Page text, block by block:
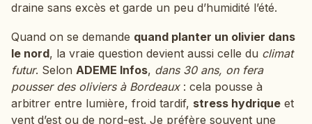
draine sans excès et garde un peu d’humidité l’été.
Quand on se demande quand planter un olivier dans
le nord, la vraie question devient aussi celle du climat
futur. Selon ADEME Infos, dans 30 ans, on fera
pousser des oliviers à Bordeaux: cela pousse à
arbitrer entre lumière, froid tardif, stress hydrique et
vent d’est ou de nord-est. Je préfère souvent une